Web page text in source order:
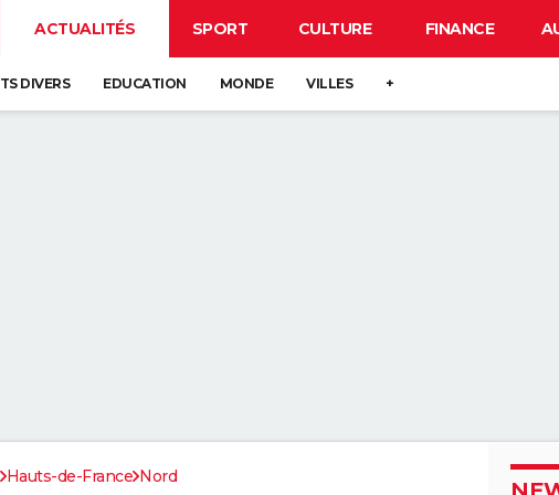
ACTUALITÉS SPORT CULTURE FINANCE
DIVERS EDUCATION MONDE VILLES +
Hauts-de-France Nord